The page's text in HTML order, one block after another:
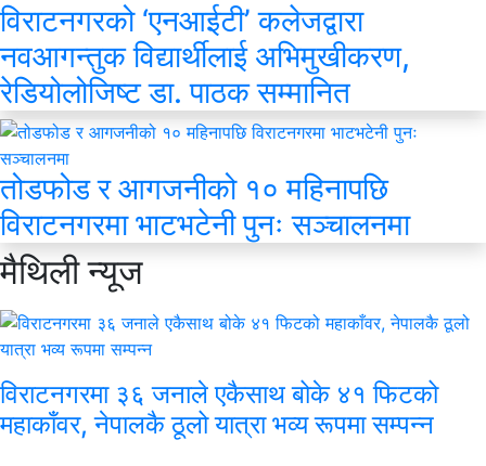
विराटनगरको ‘एनआईटी’ कलेजद्वारा
नवआगन्तुक विद्यार्थीलाई अभिमुखीकरण,
रेडियोलोजिष्ट डा. पाठक सम्मानित
तोडफोड र आगजनीको १० महिनापछि
विराटनगरमा भाटभटेनी पुनः सञ्चालनमा
मैथिलीन्यूज
विराटनगरमा ३६ जनाले एकैसाथ बोके ४१ फिटको
महाकाँवर, नेपालकै ठूलो यात्रा भव्य रूपमा सम्पन्न